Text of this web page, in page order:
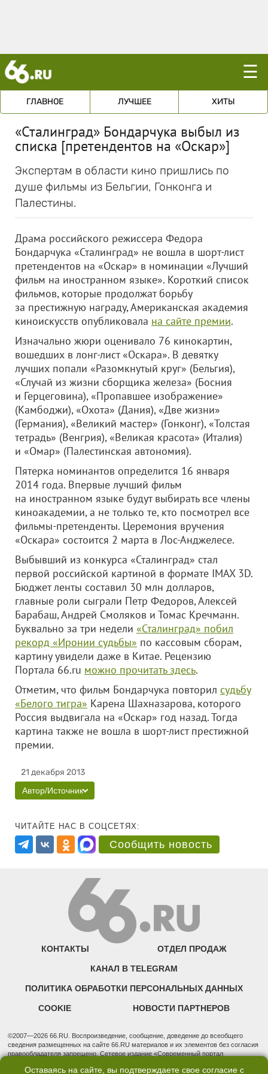
☰
ГЛАВНОЕ ЛУЧШЕЕ ХИТЫ
«Сталинград» Бондарчука выбыл из
списка [претендентов на «Оскар»]
Экспертам в области кино пришлись по
душе фильмы из Бельгии, Гонконга и
Палестины.
Драма российского режиссера Федора
Бондарчука «Сталинград» не вошла в шорт-лист
претендентов на «Оскар» в номинации «Лучший
фильм на иностранном языке». Короткий список
фильмов, которые продолжат борьбу
за престижную награду, Американская академия
киноискусств опубликовала на сайте премии.
Изначально жюри оценивало 76 кинокартин,
вошедших в лонг-лист «Оскара». В девятку
лучших попали «Разомкнутый круг» (Бельгия),
«Случай из жизни сборщика железа» (Босния
и Герцеговина), «Пропавшее изображение»
(Камбоджи), «Охота» (Дания), «Две жизни»
(Германия), «Великий мастер» (Гонконг), «Толстая
тетрадь» (Венгрия), «Великая красота» (Италия)
и «Омар» (Палестинская автономия).
Пятерка номинантов определится 16 января
2014 года. Впервые лучший фильм
на иностранном языке будут выбирать все члены
киноакадемии, а не только те, кто посмотрел все
фильмы-претенденты. Церемония вручения
«Оскара» состоится 2 марта в Лос-Анджелесе.
Выбывший из конкурса «Сталинград» стал
первой российской картиной в формате IMAX 3D.
Бюджет ленты составил 30 млн долларов,
главные роли сыграли Петр Федоров, Алексей
Барабаш, Андрей Смоляков и Томас Кречманн.
Буквально за три недели «Сталинград» побил
рекорд «Иронии судьбы» по кассовым сборам,
картину увидели даже в Китае. Рецензию
Портала 66.ru можно прочитать здесь.
Отметим, что фильм Бондарчука повторил судьбу
«Белого тигра» Карена Шахназарова, которого
Россия выдвигала на «Оскар» год назад. Тогда
картина также не вошла в шорт-лист престижной
премии.
21 декабря 2013
Автор/Источник
ЧИТАЙТЕ НАС В СОЦСЕТЯХ:
Сообщить новость
КОНТАКТЫ ОТДЕЛ ПРОДАЖ
КАНАЛ В TELEGRAM
ПОЛИТИКА ОБРАБОТКИ ПЕРСОНАЛЬНЫХ ДАННЫХ
COOKIE НОВОСТИ ПАРТНЕРОВ
©2007—2026 66.RU. Воспроизведение, сообщение, доведение до всеобщего
сведения размещенных на сайте 66.RU материалов и их элементов без согласия
правообладателя запрещено. Сетевое издание «Современный портал
надзору в сфере связи, информационных технологий и массовых коммуникаций
Оставаясь на сайте, вы подтверждаете свое согласие с